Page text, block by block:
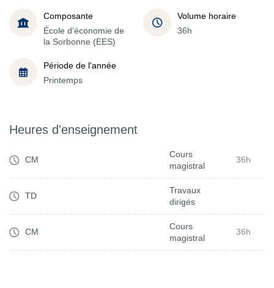
Composante
École d'économie de
la Sorbonne (EES)
Volume horaire
36h
Période de l'année
Printemps
Heures d'enseignement
CM
Cours
magistral
36h
TD
Travaux
dirigés
CM
Cours
magistral
36h